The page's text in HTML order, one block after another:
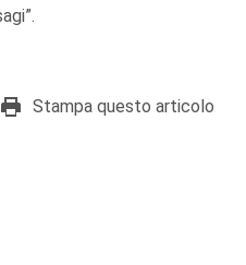
Stampa questo articolo